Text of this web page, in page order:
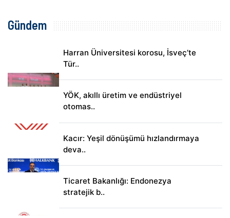
Gündem
Harran Üniversitesi korosu, İsveç’te
Tür..
YÖK, akıllı üretim ve endüstriyel
otomas..
Kacır: Yeşil dönüşümü hızlandırmaya
deva..
Ticaret Bakanlığı: Endonezya
stratejik b..